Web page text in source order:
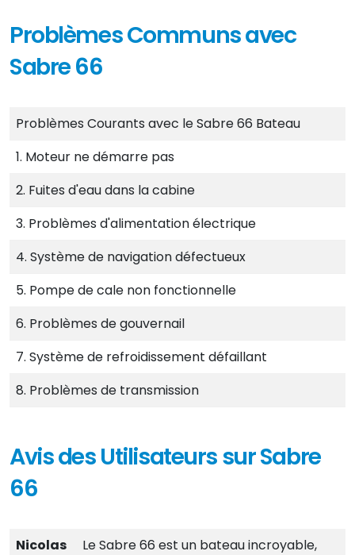
Problèmes Communs avec
Sabre 66
Problèmes Courants avec le Sabre 66 Bateau
1. Moteur ne démarre pas
2. Fuites d'eau dans la cabine
3. Problèmes d'alimentation électrique
4. Système de navigation défectueux
5. Pompe de cale non fonctionnelle
6. Problèmes de gouvernail
7. Système de refroidissement défaillant
8. Problèmes de transmission
Avis des Utilisateurs sur Sabre
66
Nicolas
Le Sabre 66 est un bateau incroyable,